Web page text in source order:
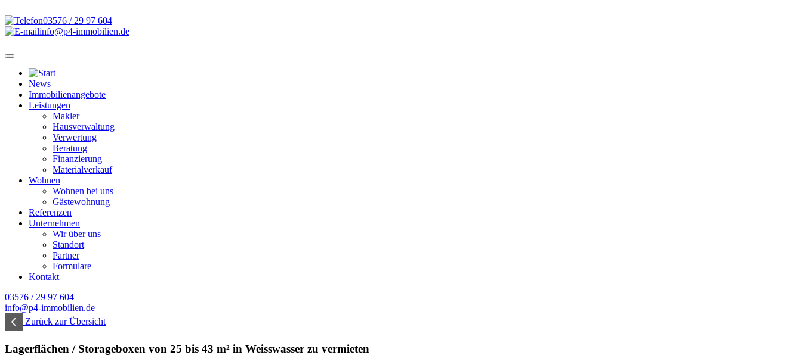
03576 / 29 97 604
info@p4-immobilien.de
News
Immobilienangebote
Leistungen
Makler
Hausverwaltung
Verwertung
Beratung
Finanzierung
Materialverkauf
Wohnen
Wohnen bei uns
Gästewohnung
Referenzen
Unternehmen
Wir über uns
Standort
Partner
Formulare
Kontakt
03576 / 29 97 604
info@p4-immobilien.de
Zurück zur Übersicht
Lagerflächen / Storageboxen von 25 bis 43 m² in Weisswasser zu vermieten